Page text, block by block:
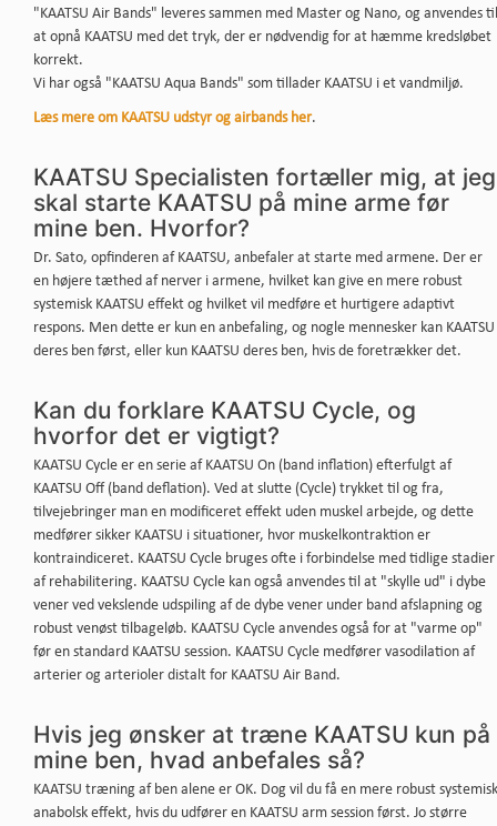
"KAATSU Air Bands" leveres sammen med Master og Nano, og anvendes til
at opnå KAATSU med det tryk, der er nødvendig for at hæmme kredsløbet
korrekt.
Vi har også "KAATSU Aqua Bands" som tillader KAATSU i et vandmiljø.
Læs mere om KAATSU udstyr og airbands her.
KAATSU Specialisten fortæller mig, at jeg
skal starte KAATSU på mine arme før
mine ben. Hvorfor?
Dr. Sato, opfinderen af ​​KAATSU, anbefaler at starte med armene. Der er
en højere tæthed af nerver i armene, hvilket kan give en mere robust
systemisk KAATSU effekt og hvilket vil medføre et hurtigere adaptivt
respons. Men dette er kun en anbefaling, og nogle mennesker kan KAATSU
deres ben først, eller kun KAATSU deres ben, hvis de foretrækker det.
Kan du forklare KAATSU Cycle, og
hvorfor det er vigtigt?
KAATSU Cycle er en serie af KAATSU On (band inflation) efterfulgt af
KAATSU Off (band deflation). Ved at slutte (Cycle) trykket til og fra,
tilvejebringer man en modificeret effekt uden muskel arbejde, og dette
medfører sikker KAATSU i situationer, hvor muskelkontraktion er
kontraindiceret. KAATSU Cycle bruges ofte i forbindelse med tidlige stadier
af rehabilitering. KAATSU Cycle kan også anvendes til at "skylle ud" i dybe
vener ved vekslende udspiling af de dybe vener under band afslapning og
robust venøst ​​tilbageløb. KAATSU Cycle anvendes også for at "varme op"
før en standard KAATSU session. KAATSU Cycle medfører vasodilation af
arterier og arterioler distalt for KAATSU Air Band.
Hvis jeg ønsker at træne KAATSU kun på
mine ben, hvad anbefales så?
KAATSU træning af ben alene er OK. Dog vil du få en mere robust systemisk
anabolsk effekt, hvis du udfører en KAATSU arm session først. Jo større